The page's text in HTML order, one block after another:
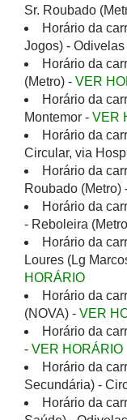
Sr. Roubado
Horário da
Jogos) - Odivelas
Horário da
(Metro) - VER
Horário da
Montemor - VER
Horário da
Circular, via
Horário da
Roubado (Metro)
Horário da
- Reboleira
Horário da
Loures (Lg
HORÁRIO
Horário da
(NOVA) - VER
Horário da
- VER HORÁRIO
Horário da
Secundária) -
Horário da